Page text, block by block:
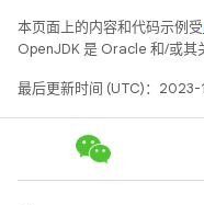
本页面上的内容和代码示例受
OpenJDK 是 Oracle 和/或其
最后更新时间 (UTC)：2023-